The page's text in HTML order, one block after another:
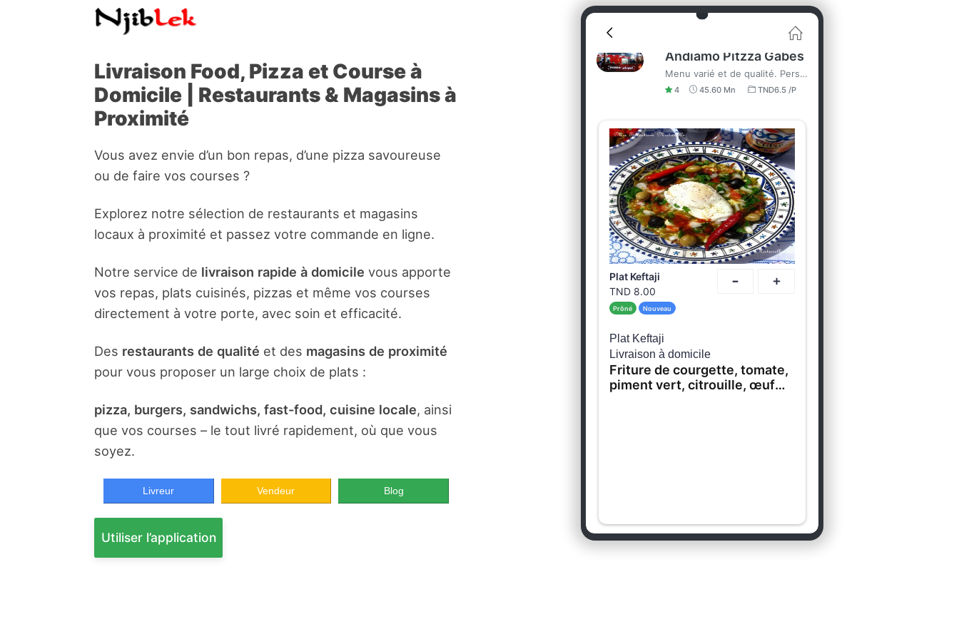
Livraison Food, Pizza et Course à
Domicile | Restaurants & Magasins à
Proximité
Vous avez envie d’un bon repas, d’une pizza savoureuse
ou de faire vos courses ?
Explorez notre sélection de restaurants et magasins
locaux à proximité et passez votre commande en ligne.
Notre service de livraison rapide à domicile vous apporte
vos repas, plats cuisinés, pizzas et même vos courses
directement à votre porte, avec soin et efficacité.
Des restaurants de qualité et des magasins de proximité
pour vous proposer un large choix de plats :
pizza, burgers, sandwichs, fast-food, cuisine locale, ainsi
que vos courses – le tout livré rapidement, où que vous
soyez.
Livreur Vendeur Blog
Utiliser l’application